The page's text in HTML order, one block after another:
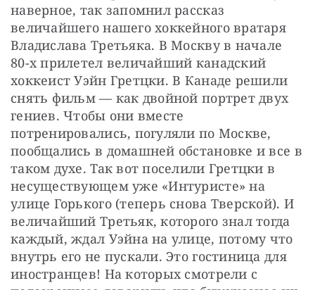
наверное, так запомнил рассказ
величайшего нашего хоккейного вратаря
Владислава Третьяка. В Москву в начале
80-х прилетел величайший канадский
хоккеист Уэйн Гретцки. В Канаде решили
снять фильм — как двойной портрет двух
гениев. Чтобы они вместе
потренировались, погуляли по Москве,
пообщались в домашней обстановке и все в
таком духе. Так вот поселили Гретцки в
несуществующем уже «Интуристе» на
улице Горького (теперь снова Тверской). И
величайший Третьяк, которого знал тогда
каждый, ждал Уэйна на улице, потому что
внутрь его не пускали. Это гостиница для
иностранцев! На которых смотрели с